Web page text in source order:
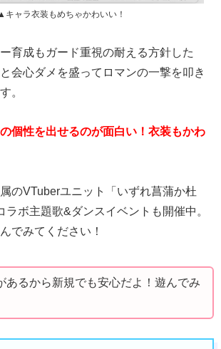
キャラ衣装もめちゃかわいい！
育成もガード重視の耐える方針した
会心ダメを盛ってロマンの一撃を叩き
。
個性を出せるのが面白い！衣装もかわ
のVTuberユニット「いずれ菖蒲か杜
ラボ主題歌&ダンスイベントも開催中。
でみてください！
あるから新規でも安心だよ！遊んでみ